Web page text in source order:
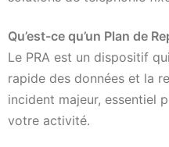
Qu’est-ce qu’un Plan de
Le PRA est un dispositif
rapide des données et la
incident majeur, essentiel
votre activité.